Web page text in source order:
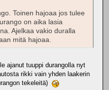
Toinen hajoaa jos tulee
on aika lasia
Ajelkaa vakio duralla
mitä hajoaa.
ajanut tuuppi durangolla nyt
rikki vain yhden laakerin
tekeleitä)